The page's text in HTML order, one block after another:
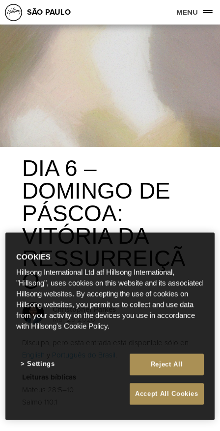
SÃO PAULO MENU
DIA 6 –
DOMINGO DE
PÁSCOA:
VITÓRIA DA
RESSURREIÇÃ
O
Christopher Parkes
Mar 28 2026
Disculpa, pero esta entrada está disponible sólo en
English y Português do Brasil.
Leituras bíblicas
Mateus 28:5–10
Salmo 110:1
COOKIES
Hillsong International Ltd atf Hillsong International,
"Hillsong", uses cookies on this website and its associated
Hillsong websites. By accepting the use of cookies on
Hillsong websites, you permit us to collect and use data
from your activity on the devices you use in accordance
with Hillsong's Cookie Policy.
Reject All
Accept All Cookies
Settings